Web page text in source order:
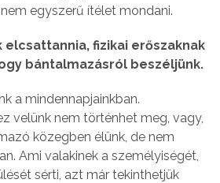
egyszerű ítélet mondani.
fizikai erőszaknak
bántalmazásról beszéljünk.
a mindennapjainkban.
velünk nem történhet meg, vagy,
közegben élünk, de nem
Ami valakinek a személyiségét,
sérti, azt már tekinthetjük